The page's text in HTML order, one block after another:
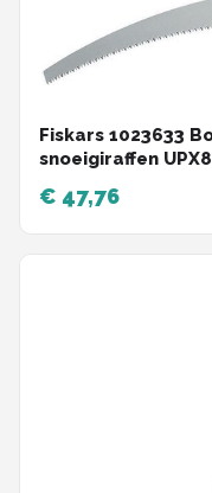
Fiskars 1023633
snoeigiraffen
€ 47,76